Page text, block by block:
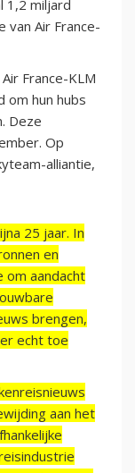
1,2 miljard
van Air France-
France-KLM
om hun hubs
Deze
Op
alliantie,
25 jaar. In
en
om aandacht
brengen,
echt toe
aan het